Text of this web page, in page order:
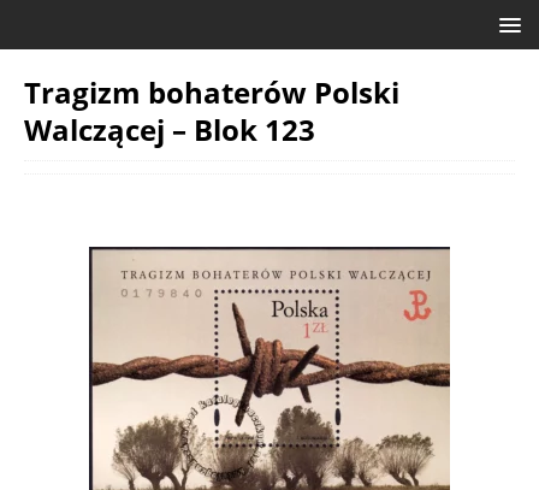
Tragizm bohaterów Polski
Walczącej – Blok 123